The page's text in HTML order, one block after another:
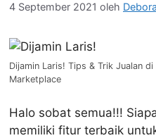
4 September 2021 oleh
Dijamin Laris! Tips & Trik Jualan
Marketplace
Halo sobat semua!!!
memiliki fitur terbaik